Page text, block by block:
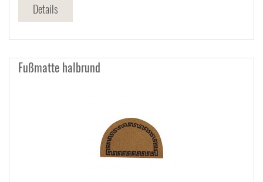
Details
Fußmatte halbrund